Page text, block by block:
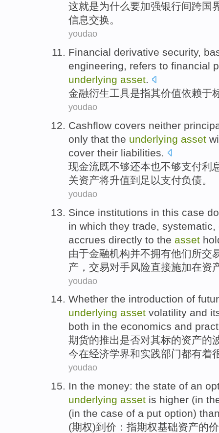
这就是为什么要加强银行间跨国
信息交换。
youdao
Financial derivative security,
engineering, refers to financial
underlying asset.
金融衍生工具是指其价值依赖于
youdao
Cashflow covers neither
only that the underlying asset
cover their liabilities.
现金流既不够还本也不够支付利
关资产将升值到 足以支付负债。
youdao
Since institutions in this case
in which they trade systematic
accrues directly to the asset
由于金融机构并不拥有他们所交
产 ， 交易对手风险直接施加在资
youdao
Whether the introduction of
underlying asset volatility and
both in the economics and
期货的推出是否对其标的资产的
今在经济学界和实践部门都有着
youdao
In the money: the state of an
underlying asset is higher (in
(in the case of a put option)
(期权)到 价 ：指期权基础资产的